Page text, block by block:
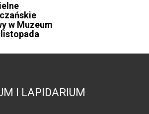
w Muzeum
I LAPIDARIUM